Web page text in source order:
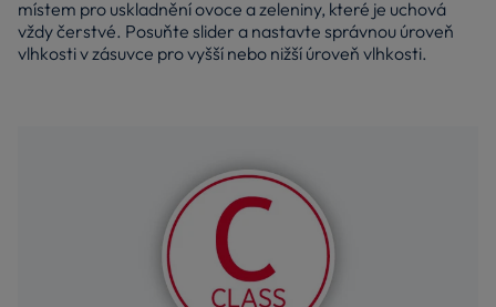
místem pro uskladnění ovoce a zeleniny, které je uchová
vždy čerstvé. Posuňte slider a nastavte správnou úroveň
vlhkosti v zásuvce pro vyšší nebo nižší úroveň vlhkosti.